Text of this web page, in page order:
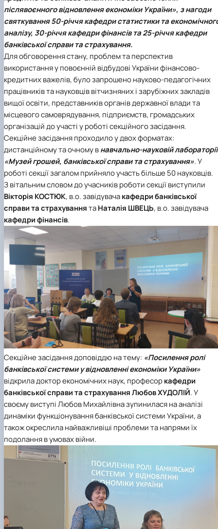
Проєкт «Розвиток лідерських навичок жінок
та мереж для забезпечення рівності у …
післявоєнного відновлення економіки України», з нагоди
святкування 50-річчя кафедри статистики та
аналізу, 30-річчя кафедри фінансів та 25-річчя кафедри
банківської справи та страхування.
Для обговорення стану, проблем та перспектив
використання у повоєнній відбудові України фінансово-
кредитних важелів, було запрошено науково-педагогічних
працівників та науковців вітчизняних і зарубіжних закладів
вищої освіти, представників органів державної влади та
місцевого самоврядування, підприємств, громадських
організацій до участі у роботі секційного засідання.
Секційне засідання проходило у двох форматах:
дистанційному та очному внавчально-науковій лабораторії
«Музей грошей, банківської справи та страхування». У
роботі секції загалом прийняло участь більше 50 науковців.
З вітальним словом до учасників роботи секції виступили
Вікторія КОСТЮК, в.о. завідувачакафедри банківської
справи та страхуваннятаНаталія ШВЕЦЬ, в.о. завідувача
кафедри фінансів.
Секційне засідання доповіддю на тему: «Посилення ролі
банківської системи у відновленні економіки України»
відкрила доктор економічних наук, професоркафедри
банківської справи та страхуванняЛюбов ХУДОЛІЙ. У
своєму виступі Любов Михайлівна зупинилася на аналізі
динаміки функціонування банківської системи України, а
також окреслила найважливіші проблеми та напрями їх
подолання в умовах війни.